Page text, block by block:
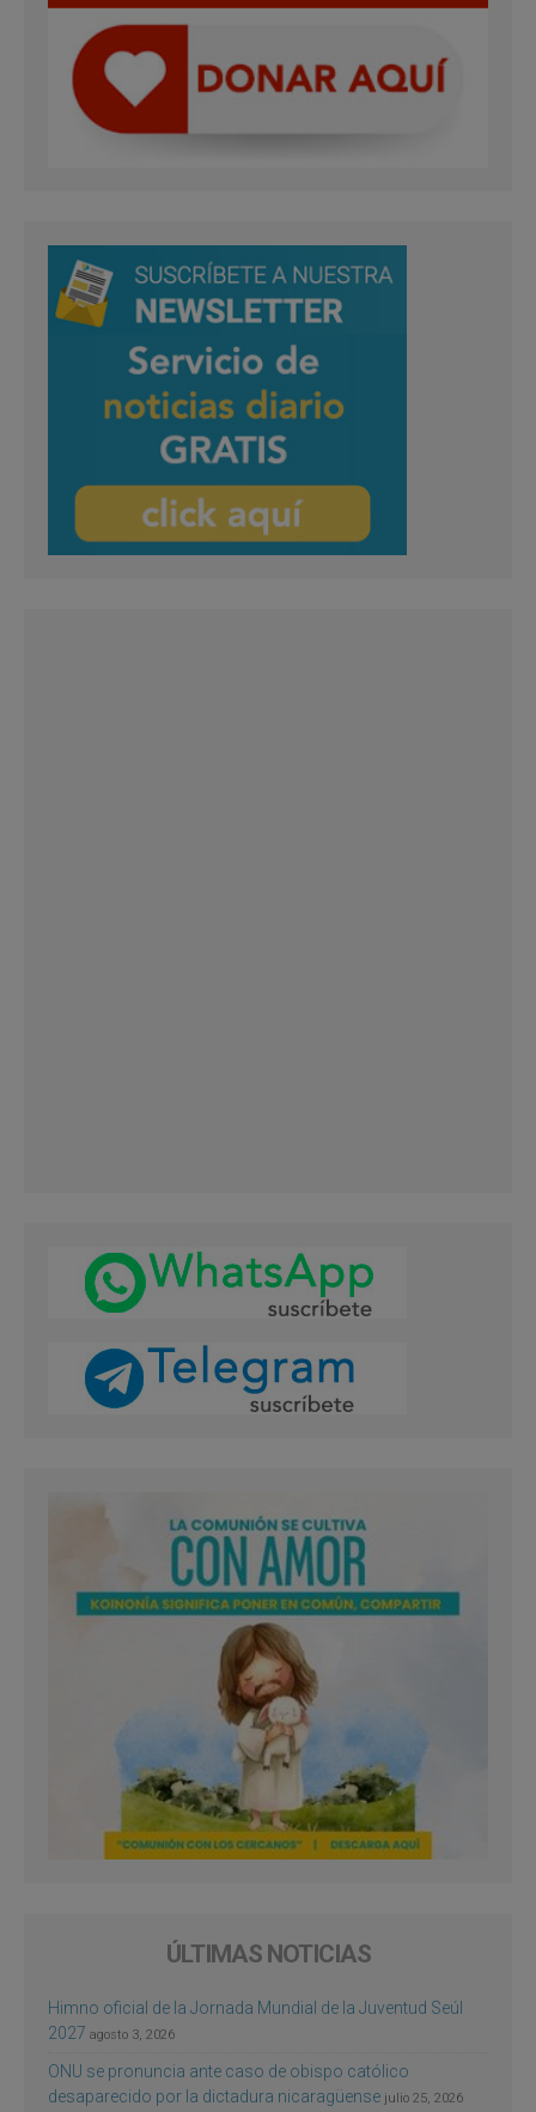
ÚLTIMAS NOTICIAS
Himno oficial de la Jornada Mundial de la Juventud Seúl
2027 agosto 3, 2026
ONU se pronuncia ante caso de obispo católico
desaparecido por la dictadura nicaragüense julio 25, 2026